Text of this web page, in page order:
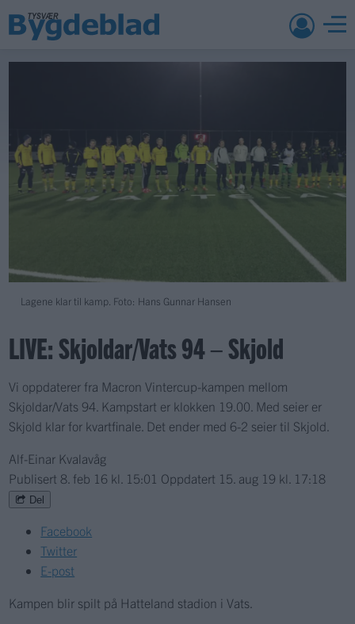
Lagene klar til kamp. Foto: Hans Gunnar Hansen
LIVE: Skjoldar/Vats 94 – Skjold
Vi oppdaterer fra Macron Vintercup-kampen mellom
Skjoldar/Vats 94. Kampstart er klokken 19.00. Med seier er
Skjold klar for kvartfinale. Det ender med 6-2 seier til Skjold.
Alf-Einar Kvalavåg
Publisert8. feb 16 kl. 15:01 Oppdatert 15. aug 19 kl. 17:18
Del
Facebook
Twitter
E-post
Kampen blir spilt på Hatteland stadion i Vats.